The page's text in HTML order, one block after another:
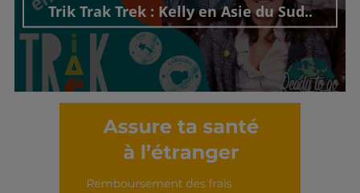
Trik Trak Trek : Kelly en Asie du Sud..
Découvrir cet interview